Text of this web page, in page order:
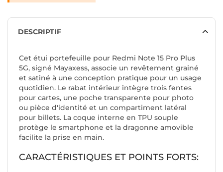
DESCRIPTIF
Cet étui portefeuille pour Redmi Note 15 Pro Plus
5G, signé Mayaxess, associe un revêtement grainé
et satiné à une conception pratique pour un usage
quotidien. Le rabat intérieur intègre trois fentes
pour cartes, une poche transparente pour photo
ou pièce d'identité et un compartiment latéral
pour billets. La coque interne en TPU souple
protège le smartphone et la dragonne amovible
facilite la prise en main.
CARACTÉRISTIQUES ET POINTS FORTS: